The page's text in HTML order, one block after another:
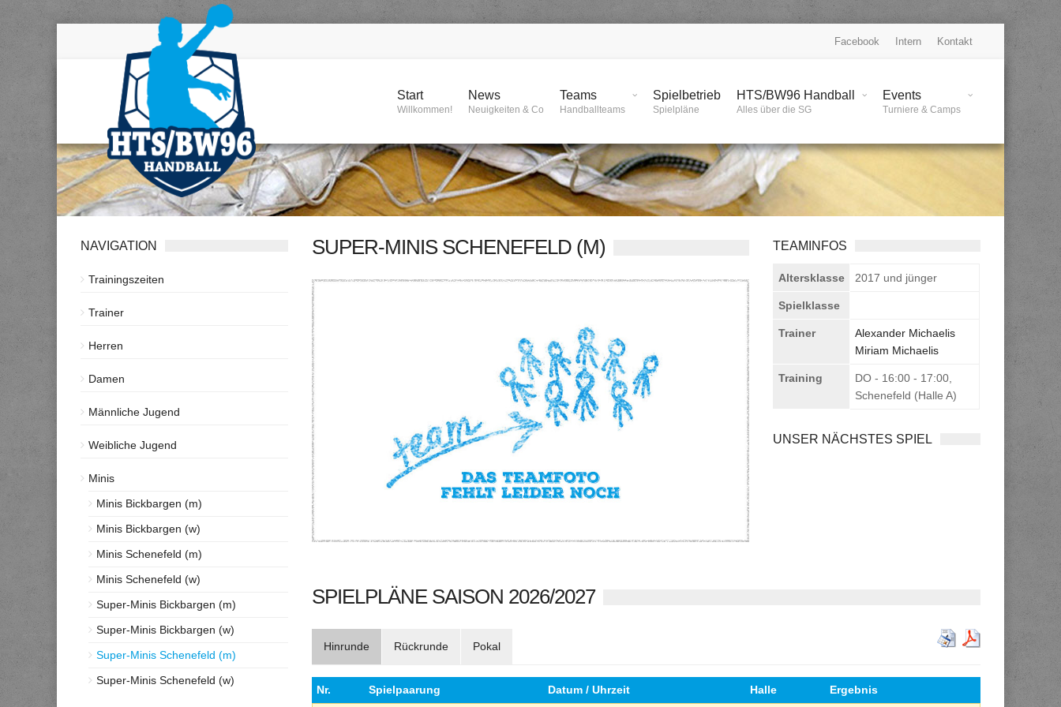
Facebook Intern Kontakt
Start
Willkommen!
News
Neuigkeiten & Co
Teams
Handballteams
Spielbetrieb
Spielpläne
HTS/BW96 Handball
Alles über die SG
Events
Turniere & Camps
NAVIGATION
Trainingszeiten
Trainer
Herren
Damen
Männliche Jugend
Weibliche Jugend
Minis
Minis Bickbargen (m)
Minis Bickbargen (w)
Minis Schenefeld (m)
Minis Schenefeld (w)
Super-Minis Bickbargen (m)
Super-Minis Bickbargen (w)
Super-Minis Schenefeld (m)
Super-Minis Schenefeld (w)
SUPER-MINIS SCHENEFELD (M) TEAMINFOS
Altersklasse 2017 und jünger
Spielklasse
Trainer
Alexander Michaelis
Miriam Michaelis
Training
DO - 16:00 - 17:00,
Schenefeld (Halle A)
UNSER NÄCHSTES SPIEL
SPIELPLÄNE SAISON 2026/2027
Hinrunde Rückrunde Pokal
Nr. Spielpaarung Datum / Uhrzeit Halle Ergebnis